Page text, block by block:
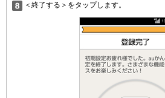
＜終了する＞をタップします。